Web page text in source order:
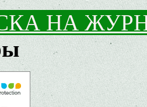
НА